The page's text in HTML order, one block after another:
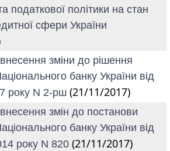
податкової політики на стан
сфери України
зміни до рішення
банку України від
року N 2-рш (21/11/2017)
змін до постанови
банку України від
року N 820 (21/11/2017)